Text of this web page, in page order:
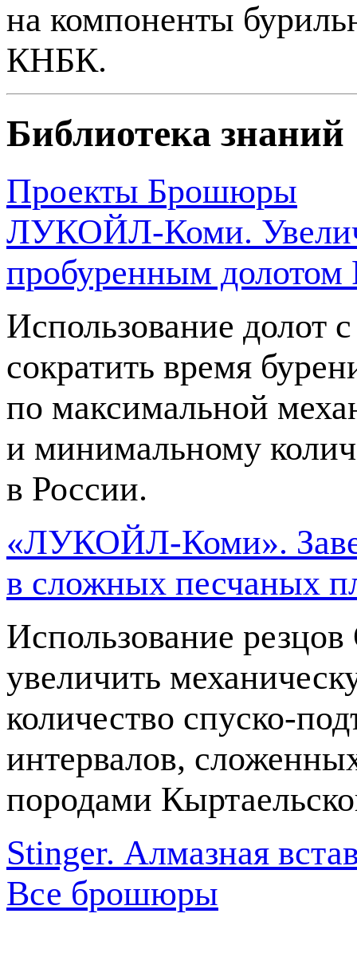
на компоненты
КНБК.
Библиотека знаний
Проекты Брошюры
ЛУКОЙЛ-Коми.
пробуренным долотом
Использование долот
сократить время
по максимальной
и минимальному
в России.
«ЛУКОЙЛ-Коми».
в сложных песчаных
Использование
увеличить
количество спуско-
интервалов,
породами
Stinger. Алмазная
Все брошюры